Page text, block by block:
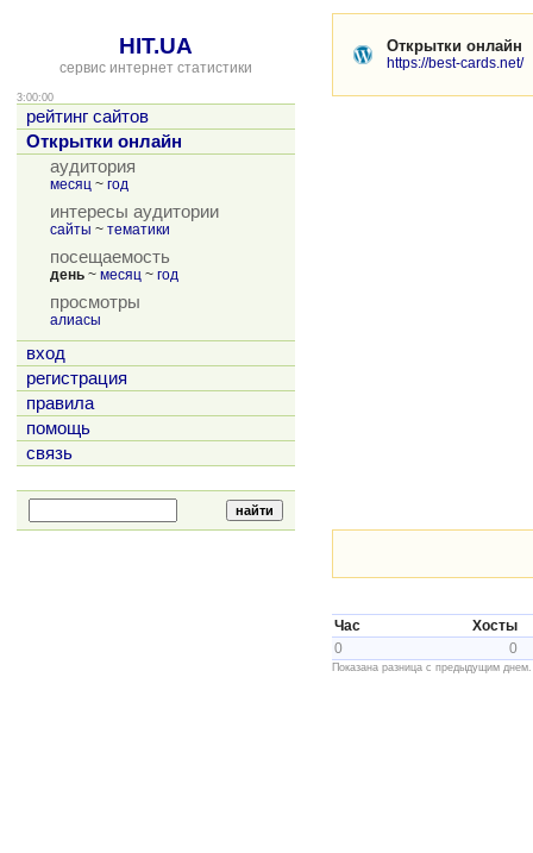
HIT.UA
сервис интернет статистики
3:00:00
рейтинг сайтов
Открытки онлайн
аудитория
месяц ~ год
интересы аудитории
сайты ~ тематики
посещаемость
день ~ месяц ~ год
просмотры
алиасы
вход
регистрация
правила
помощь
связь
Открытки онлайн
https://best-cards.net/
Час
Хосты
0
0
Показана разница с предыдущим днем.